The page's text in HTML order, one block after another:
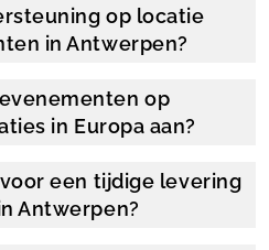
op locatie
in Antwerpen?
op
in Europa aan?
een tijdige levering
Antwerpen?